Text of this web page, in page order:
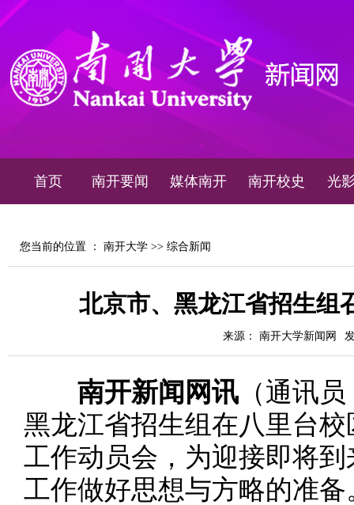
首页 南开要闻 媒体南开 南开校史 光
您当前的位置 ： 南开大学 >> 综合新闻
北京市、黑龙江省招生组
来源： 南开大学新闻网
南开新闻网讯 （通讯
黑龙江省招生组在八里台
工作动员会，为迎接即将
工作做好思想与方略的准